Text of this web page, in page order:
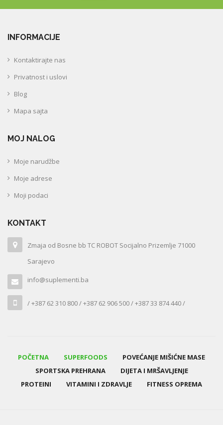
INFORMACIJE
Kontaktirajte nas
Privatnost i uslovi
Blog
Mapa sajta
MOJ NALOG
Moje narudžbe
Moje adrese
Moji podaci
KONTAKT
Zmaja od Bosne bb TC ROBOT Socijalno Prizemlje 71000
Sarajevo
info@suplementi.ba
/ +387 62 310 800 / +387 62 906 500 / +387 33 874 440 /
POČETNA SUPERFOODS
POVEĆANJE MIŠIĆNE MASE
SPORTSKA PREHRANA
DIJETA I MRŠAVLJENJE
PROTEINI
VITAMINI I ZDRAVLJE FITNESS OPREMA